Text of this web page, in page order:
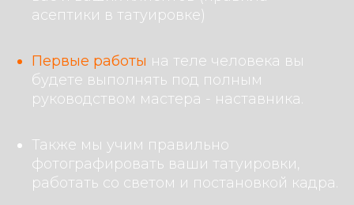
асептики в татуировке)
Первые работы на теле человека вы
будете выполнять под полным
руководством мастера - наставника.
Также мы учим правильно
фотографировать ваши татуировки,
работать со светом и постановкой кадра.